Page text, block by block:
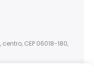
CEP 06018-180,